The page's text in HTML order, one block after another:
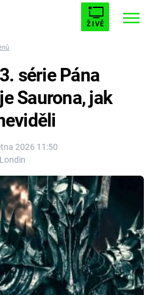
ŽIVĚ
AVENGERS 5
2026 11:50
série Pána
Saurona, jak